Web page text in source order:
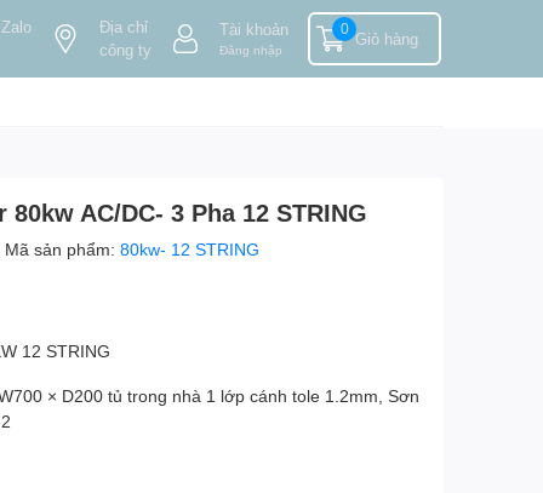
Địa chỉ
công ty
Tài khoản
Đăng nhập
Giỏ hàng
0
AC/DC- 3 Pha 12 STRING
Mã sản phẩm: 80kw- 12 STRING
12 STRING
× D200 tủ trong nhà 1 lớp cánh tole 1.2mm, Sơn